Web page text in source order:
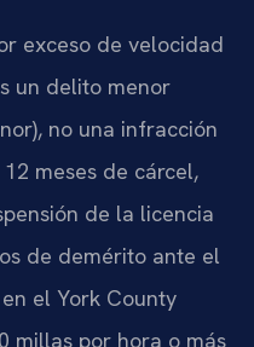
exceso de velocidad
un delito menor
no una infracción
meses de cárcel,
de la licencia
de demérito ante el
el York County
millas por hora o más